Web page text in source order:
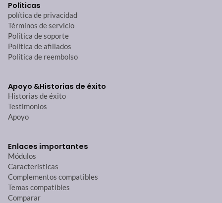
Políticas
política de privacidad
Términos de servicio
Política de soporte
Política de afiliados
Politica de reembolso
Apoyo &Historias de éxito
Historias de éxito
Testimonios
Apoyo
Enlaces importantes
Módulos
Características
Complementos compatibles
Temas compatibles
Comparar